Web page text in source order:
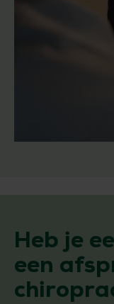
Heb je
een